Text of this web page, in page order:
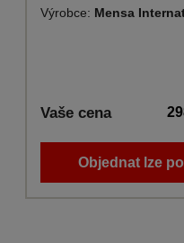
Výrobce: Mensa
Vaše cena
Objednat lze